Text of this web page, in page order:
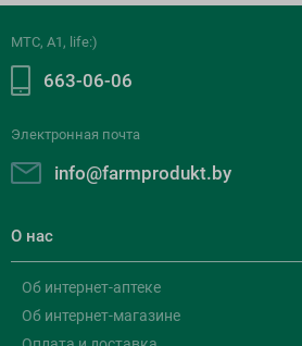
МТС, A1, life:)
663-06-06
Электронная почта
info@farmprodukt.by
О нас
Об интернет-аптеке
Об интернет-магазине